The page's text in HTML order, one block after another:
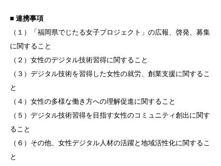
■ 連携事項
（１）「福岡県でじたる女子プロジェクト」の広報、啓発、募集
に関すること
（２）女性のデジタル技術習得に関すること
（３）デジタル技術を習得した女性の就労、創業支援に関するこ
と
（４）女性の多様な働き方への理解促進に関すること
（５）デジタル技術習得を目指す女性のコミュニティ創出に関す
ること
（６）その他、女性デジタル人材の活躍と地域活性化に関するこ
と